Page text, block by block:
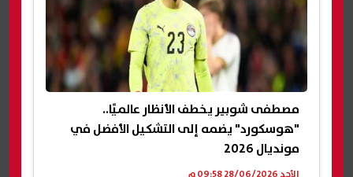
مصطفى شوبير يخطف الأنظار عالميًا..
"هوسكورد" يضمه إلى التشكيل الأفضل في
مونديال 2026
الأحد 28/06/2026 09:58 م